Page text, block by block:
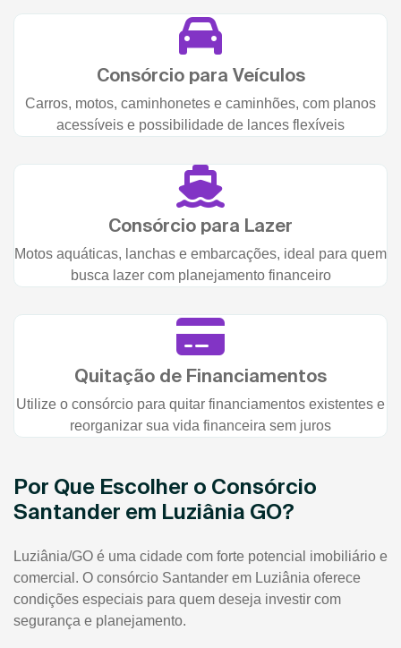
Consórcio para Veículos
Carros, motos, caminhonetes e caminhões, com planos
acessíveis e possibilidade de lances flexíveis
Consórcio para Lazer
Motos aquáticas, lanchas e embarcações, ideal para quem
busca lazer com planejamento financeiro
Quitação de Financiamentos
Utilize o consórcio para quitar financiamentos existentes e
reorganizar sua vida financeira sem juros
Por Que Escolher o Consórcio
Santander em Luziânia GO?
Luziânia/GO é uma cidade com forte potencial imobiliário e
comercial. O consórcio Santander em Luziânia oferece
condições especiais para quem deseja investir com
segurança e planejamento.